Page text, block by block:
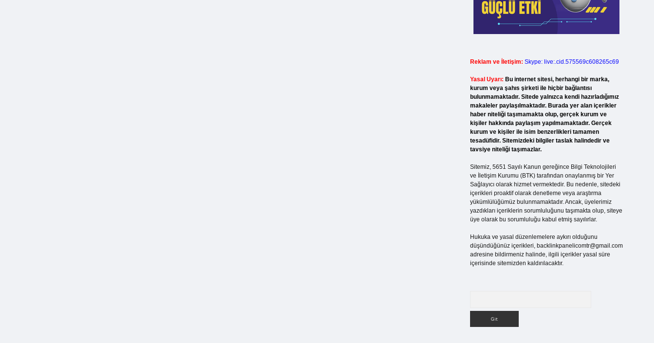
Reklam ve İletişim: Skype: live:.cid.575569c608265c69
Yasal Uyarı: Bu internet sitesi, herhangi bir marka,
kurum veya şahıs şirketi ile hiçbir bağlantısı
bulunmamaktadır. Sitede yalnızca kendi hazırladığımız
makaleler paylaşılmaktadır. Burada yer alan içerikler
haber niteliği taşımamakta olup, gerçek kurum ve
kişiler hakkında paylaşım yapılmamaktadır. Gerçek
kurum ve kişiler ile isim benzerlikleri tamamen
tesadüfidir. Sitemizdeki bilgiler taslak halindedir ve
tavsiye niteliği taşımazlar.
Sitemiz, 5651 Sayılı Kanun gereğince Bilgi Teknolojileri
ve İletişim Kurumu (BTK) tarafından onaylanmış bir Yer
Sağlayıcı olarak hizmet vermektedir. Bu nedenle, sitedeki
içerikleri proaktif olarak denetleme veya araştırma
yükümlülüğümüz bulunmamaktadır. Ancak, üyelerimiz
yazdıkları içeriklerin sorumluluğunu taşımakta olup, siteye
üye olarak bu sorumluluğu kabul etmiş sayılırlar.
Hukuka ve yasal düzenlemelere aykırı olduğunu
düşündüğünüz içerikleri, backlinkpanelicomtr@gmail.com
adresine bildirmeniz halinde, ilgili içerikler yasal süre
içerisinde sitemizden kaldırılacaktır.